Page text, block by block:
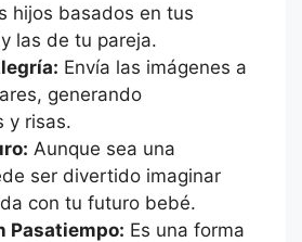
hijos basados en tus
las de tu pareja.
Envía las imágenes a
generando
y risas.
Aunque sea una
ser divertido imaginar
con tu futuro bebé.
Pasatiempo: Es una forma